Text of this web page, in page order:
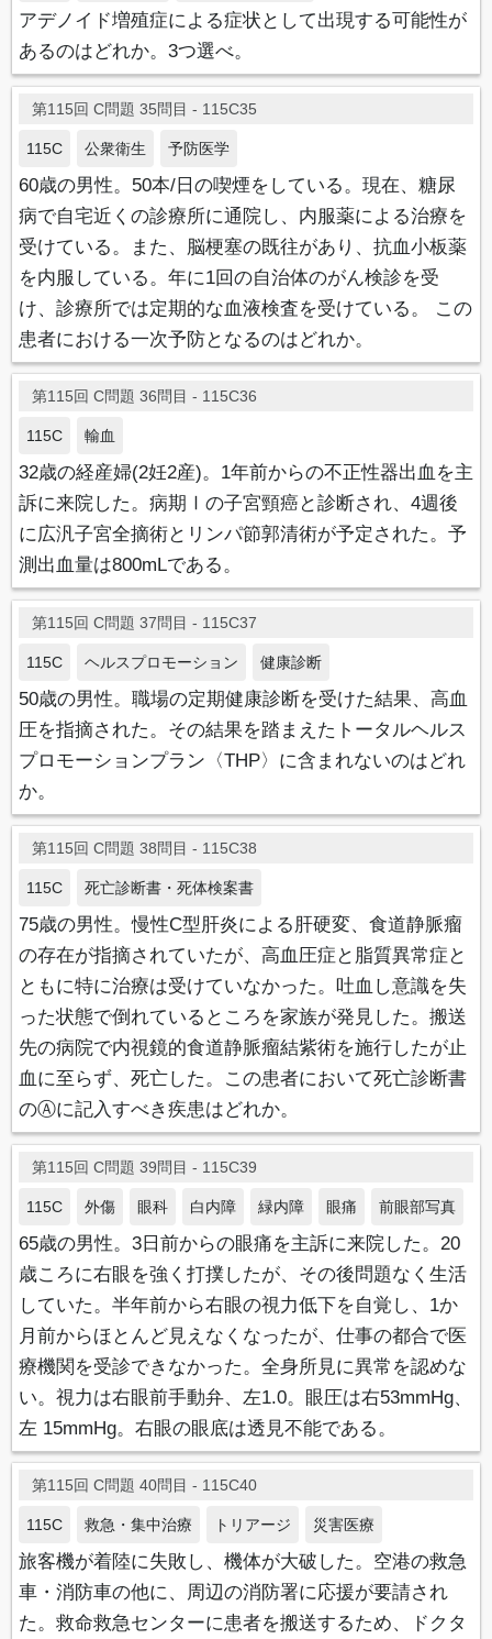
アデノイド増殖症による症状として出現する可能性が
あるのはどれか。3つ選べ。
第115回 C問題 35問目 - 115C35
115C 公衆衛生 予防医学
60歳の男性。50本/日の喫煙をしている。現在、糖尿
病で自宅近くの診療所に通院し、内服薬による治療を
受けている。また、脳梗塞の既往があり、抗血小板薬
を内服している。年に1回の自治体のがん検診を受
け、診療所では定期的な血液検査を受けている。 この
患者における一次予防となるのはどれか。
第115回 C問題 36問目 - 115C36
115C 輸血
32歳の経産婦(2妊2産)。1年前からの不正性器出血を主
訴に来院した。病期Ⅰの子宮頸癌と診断され、4週後
に広汎子宮全摘術とリンパ節郭清術が予定された。予
測出血量は800mLである。
第115回 C問題 37問目 - 115C37
115C ヘルスプロモーション 健康診断
50歳の男性。職場の定期健康診断を受けた結果、高血
圧を指摘された。その結果を踏まえたトータルヘルス
プロモーションプラン〈THP〉に含まれないのはどれ
か。
第115回 C問題 38問目 - 115C38
115C 死亡診断書・死体検案書
75歳の男性。慢性C型肝炎による肝硬変、食道静脈瘤
の存在が指摘されていたが、高血圧症と脂質異常症と
ともに特に治療は受けていなかった。吐血し意識を失
った状態で倒れているところを家族が発見した。搬送
先の病院で内視鏡的食道静脈瘤結紫術を施行したが止
血に至らず、死亡した。この患者において死亡診断書
のⒶに記入すべき疾患はどれか。
第115回 C問題 39問目 - 115C39
115C 外傷 眼科 白内障 緑内障 眼痛 前眼部写真
65歳の男性。3日前からの眼痛を主訴に来院した。20
歳ころに右眼を強く打撲したが、その後問題なく生活
していた。半年前から右眼の視力低下を自覚し、1か
月前からほとんど見えなくなったが、仕事の都合で医
療機関を受診できなかった。全身所見に異常を認めな
い。視力は右眼前手動弁、左1.0。眼圧は右53mmHg、
左 15mmHg。右眼の眼底は透見不能である。
第115回 C問題 40問目 - 115C40
115C 救急・集中治療 トリアージ 災害医療
旅客機が着陸に失敗し、機体が大破した。空港の救急
車・消防車の他に、周辺の消防署に応援が要請され
た。救命救急センターに患者を搬送するため、ドクタ